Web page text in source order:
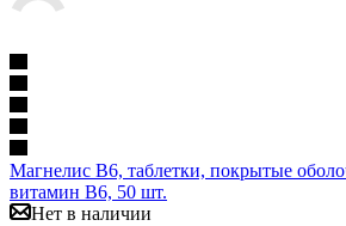
Магнелис В6, таблетки, покрытые
витамин В6, 50 шт.
Нет в наличии